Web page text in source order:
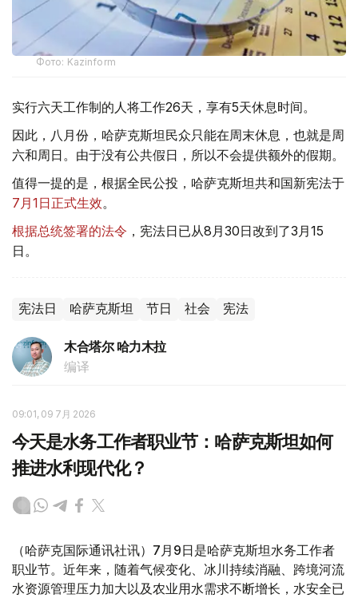
Фото: Kazinform
实行六天工作制的人将工作26天，享有5天休息时间。
因此，八月份，哈萨克斯坦民众只能在周末休息，也就是周
六和周日。由于没有公共假日，所以不会提供额外的假期。
值得一提的是，根据全民公投，哈萨克斯坦共和国新宪法于
7月1日正式生效。
根据总统签署的法令 ，宪法日已从8月30日改到了3月15
日。
宪法日 哈萨克斯坦 节日 社会 宪法
木合塔尔 哈力木拉
编译
09:01, 09 7月 2026
今天是水务工作者职业节：哈萨克斯坦如何
推进水利现代化？
（哈萨克国际通讯社讯）7月9日是哈萨克斯坦水务工作者
职业节。近年来，随着气候变化、冰川持续消融、跨境河流
水资源管理压力加大以及农业用水需求不断增长，水安全已